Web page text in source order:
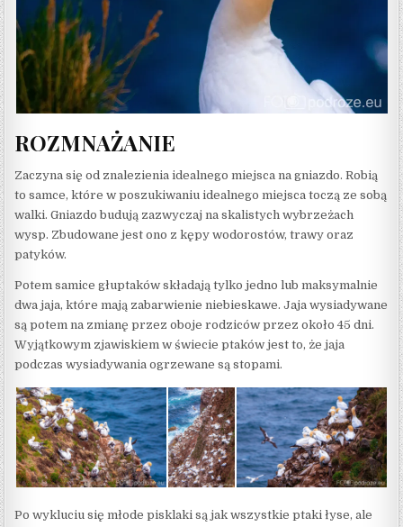
ROZMNAŻANIE
Zaczyna się od znalezienia idealnego miejsca na gniazdo. Robią
to samce, które w poszukiwaniu idealnego miejsca toczą ze sobą
walki. Gniazdo budują zazwyczaj na skalistych wybrzeżach
wysp. Zbudowane jest ono z kępy wodorostów, trawy oraz
patyków.
Potem samice głuptaków składają tylko jedno lub maksymalnie
dwa jaja, które mają zabarwienie niebieskawe. Jaja wysiadywane
są potem na zmianę przez oboje rodziców przez około 45 dni.
Wyjątkowym zjawiskiem w świecie ptaków jest to, że jaja
podczas wysiadywania ogrzewane są stopami.
Po wykluciu się młode pisklaki są jak wszystkie ptaki łyse, ale